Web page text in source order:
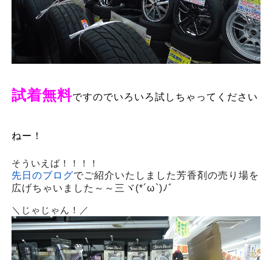
試着無料ですのでいろいろ試しちゃってください
ねー！
そういえば！！！！
先日のブログでご紹介いたしました芳香剤の売り場を
広げちゃいました～～三ヾ(*´ω`)ﾉﾞ
＼じゃじゃん！／